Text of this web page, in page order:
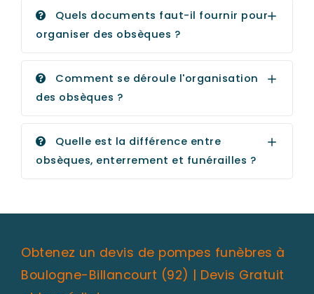
Quels documents faut-il fournir pour
organiser des obsèques ?
Comment se déroule l'organisation
des obsèques ?
Quelle est la différence entre
obsèques, enterrement et funérailles ?
Obtenez un devis de pompes funèbres à
Boulogne-Billancourt (92) | Devis Gratuit